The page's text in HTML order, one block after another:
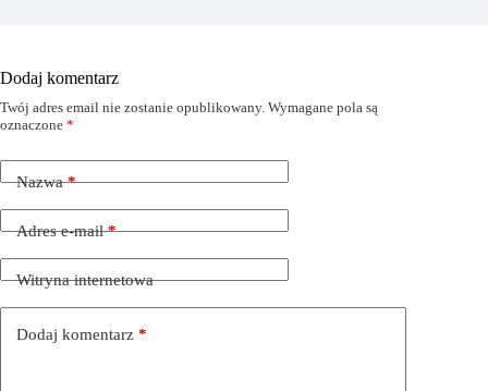
Dodaj komentarz
Twój adres email nie zostanie opublikowany. Wymagane pola są
oznaczone *
Nazwa*
Adres e-mail*
Witryna internetowa
Dodaj komentarz *